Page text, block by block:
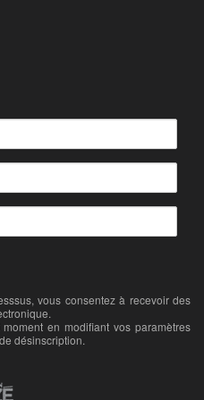
vous consentez à recevoir des
en modifiant vos paramètres
désinscription.